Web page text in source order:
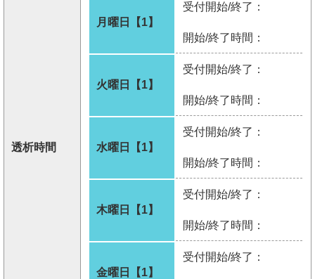
透析時間
月曜日【1】
受付開始/終了：
開始/終了時間：
火曜日【1】
受付開始/終了：
開始/終了時間：
水曜日【1】
受付開始/終了：
開始/終了時間：
木曜日【1】
受付開始/終了：
開始/終了時間：
金曜日【1】
受付開始/終了：